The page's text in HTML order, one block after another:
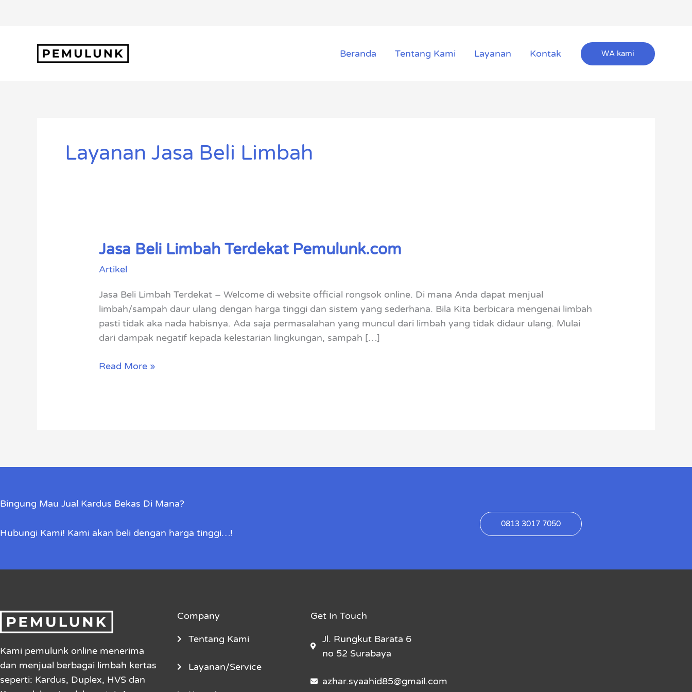
Beranda
Tentang Kami Layanan Kontak WA kami
Layanan Jasa Beli Limbah
Jasa Beli Limbah Terdekat Pemulunk.com
Artikel
Jasa Beli Limbah Terdekat – Welcome di website official rongsok online. Di mana Anda dapat menjual
limbah/sampah daur ulang dengan harga tinggi dan sistem yang sederhana. Bila Kita berbicara mengenai limbah
pasti tidak aka nada habisnya. Ada saja permasalahan yang muncul dari limbah yang tidak didaur ulang. Mulai
dari dampak negatif kepada kelestarian lingkungan, sampah […]
Jasa
Limbah
Terdekat
Pemulunk.com
Read More »
Bingung Mau Jual Kardus Bekas Di Mana?
Hubungi Kami! Kami akan beli dengan harga tinggi…!
0813 3017 7050
Kami pemulunk online menerima
dan menjual berbagai limbah kertas
seperti: Kardus, Duplex, HVS dan
Company
Tentang Kami
Layanan/Service
Get In Touch
Jl. Rungkut Barata 6
no 52 Surabaya
azhar.syaahid85@gmail.com